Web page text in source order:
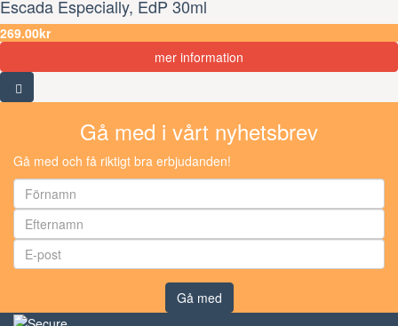
Escada Especially, EdP 30ml
269.00kr
mer information
Gå med i vårt nyhetsbrev
Gå med och få riktigt bra erbjudanden!
Gå med